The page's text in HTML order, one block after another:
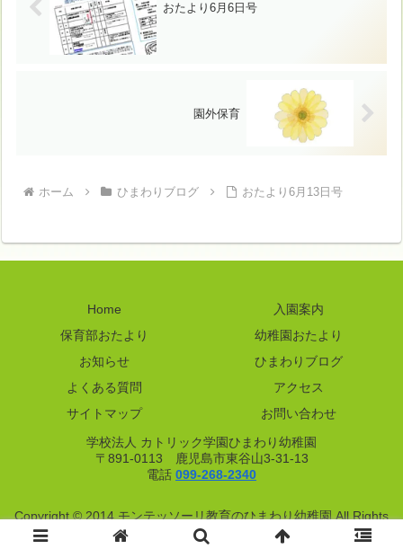
おたより6月6日号
園外保育
ホーム ひまわりブログ おたより6月13日号
Home
入園案内
保育部おたより
幼稚園おたより
お知らせ
ひまわりブログ
よくある質問
アクセス
サイトマップ
お問い合わせ
学校法人 カトリック学園ひまわり幼稚園
〒891-0113 鹿児島市東谷山3-31-13
電話 099-268-2340
Copyright © 2014 モンテッソーリ教育のひまわり幼稚園 All Rights
Reserved.